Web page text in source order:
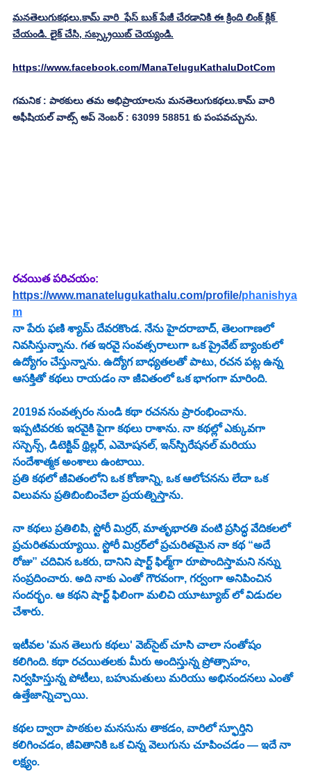
మనతెలుగుకథలు.కామ్ వారి  ఫేస్ బుక్ పేజీ చేరడానికి ఈ క్రింది లింక్ క్లిక్
చేయండి. లైక్ చేసి, సబ్స్క్రయిబ్ చెయ్యండి.
https://www.facebook.com/ManaTeluguKathaluDotCom
గమనిక : పాఠకులు తమ అభిప్రాయాలను మనతెలుగుకథలు.కామ్ వారి
అఫీషియల్ వాట్స్ అప్ నెంబర్ : 63099 58851 కు పంపవచ్చును.
రచయిత పరిచయం:
https://www.manatelugukathalu.com/profile/phanishya
m
నా పేరు ఫణి శ్యామ్ దేవరకొండ. నేను హైదరాబాద్, తెలంగాణలో
నివసిస్తున్నాను. గత ఇరవై సంవత్సరాలుగా ఒక ప్రైవేట్ బ్యాంకులో
ఉద్యోగం చేస్తున్నాను. ఉద్యోగ బాధ్యతలతో పాటు, రచన పట్ల ఉన్న
ఆసక్తితో కథలు రాయడం నా జీవితంలో ఒక భాగంగా మారింది.
2019వ సంవత్సరం నుండి కథా రచనను ప్రారంభించాను.
ఇప్పటివరకు ఇరవైకి పైగా కథలు రాశాను. నా కథల్లో ఎక్కువగా
సస్పెన్స్, డిటెక్టివ్ థ్రిల్లర్, ఎమోషనల్, ఇన్‌స్పిరేషనల్ మరియు
సందేశాత్మక అంశాలు ఉంటాయి.
ప్రతి కథలో జీవితంలోని ఒక కోణాన్ని, ఒక ఆలోచనను లేదా ఒక
విలువను ప్రతిబింబించేలా ప్రయత్నిస్తాను.
నా కథలు ప్రతిలిపి, స్టోరీ మిర్రర్, మాతృభారతి వంటి ప్రసిద్ధ వేదికలలో
ప్రచురితమయ్యాయి. స్టోరీ మిర్రర్‌లో ప్రచురితమైన నా కథ “అదే
రోజు” చదివిన ఒకరు, దానిని షార్ట్ ఫిల్మ్‌గా రూపొందిస్తామని నన్ను
సంప్రదించారు. అది నాకు ఎంతో గౌరవంగా, గర్వంగా అనిపించిన
సందర్భం. ఆ కథని షార్ట్ ఫిలింగా మలిచి యూట్యూబ్ లో విడుదల
చేశారు.
ఇటీవల 'మన తెలుగు కథలు' వెబ్‌సైట్ చూసి చాలా సంతోషం
కలిగింది. కథా రచయితలకు మీరు అందిస్తున్న ప్రోత్సాహం,
నిర్వహిస్తున్న పోటీలు, బహుమతులు మరియు అభినందనలు ఎంతో
ఉత్తేజాన్నిచ్చాయి.
కథల ద్వారా పాఠకుల మనసును తాకడం, వారిలో స్ఫూర్తిని
కలిగించడం, జీవితానికి ఒక చిన్న వెలుగును చూపించడం — ఇదే నా
లక్ష్యం.